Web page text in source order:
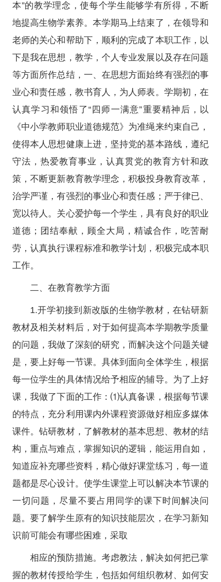
本”的教学理念，使每个学生能够学有所得，不断
地提高生物学素养。本学期马上结束了，在领导和
老师的关心和帮助下，顺利的完成了本职工作，以
下是我在思想，教学，个人专业发展以及存在问题
等方面所作总结，一、在思想方面始终有强烈的事
业心和责任感，教书育人，为人师表。学期初，在
认真学习和领悟了“四师一满意”重要精神后，以
《中小学教师职业道德规范》为准绳来约束自己，
使得本人思想健康上进，坚持党的基本路线，遵纪
守法，热爱教育事业，认真贯党的教育方针和政
策，不断更新教育教学理念，积极投身教育改革，
治学严谨，有强烈的事业心和责任感；严于律已、
宽以待人。关心爱护每一个学生，具有良好的职业
道德；团结奉献，顾全大局，精诚合作，吃苦耐
劳，认真执行课程标准和教学计划，积极完成本职
工作。
二、在教育教学方面
1.开学初接到新改版的生物学教材，在钻研新
教材及相关材料后，对于如何提高本学期教学质量
的问题，我做了深刻的研究，而解决这个问题关键
是，要上好每一节课。具体到面向全体学生，根据
每一位学生的具体情况给予相应的辅导。为了上好
课，我做了下面的工作：⑴认真备课，根据每节课
的特点，充分利用课内外课程资源做好相应多媒体
课件。钻研教材，了解教材的基本思想、教材的结
构，重点与难点，掌握知识的逻辑，能运用自如，
知道应补充哪些资料，精心做好课堂练习，每一道
题都是尽心设计。使学生课堂上可以解决本节课的
一切问题，尽量不要占用同学的课下时间解决问
题。要了解学生原有的知识技能层次，在学习新知
识前可能会有哪些困难，采取
相应的预防措施。考虑教法，解决如何把已掌
握的教材传授给学生，包括如何组织教材、如何安